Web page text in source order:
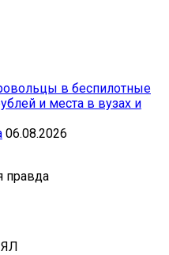
в беспилотные
и места в вузах и
06.08.2026
правда
ЯЛ